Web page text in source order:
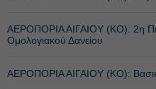
ΑΕΡΟΠΟΡΙΑ ΑΙΓΑΙΟΥ (ΚΟ): 2η
Ομολογιακού Δανείου
ΑΕΡΟΠΟΡΙΑ ΑΙΓΑΙΟΥ (ΚΟ):